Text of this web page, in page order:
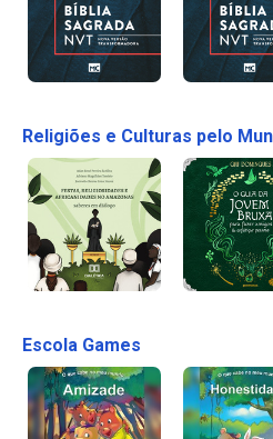
Religiões e Culturas pelo
Escola Games